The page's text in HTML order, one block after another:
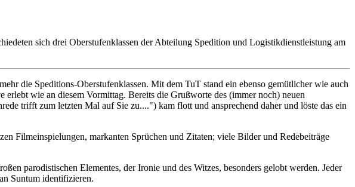
sich drei Oberstufenklassen der Abteilung Spedition und Logistikdienstleistung am
die Speditions-Oberstufenklassen. Mit dem TuT stand ein ebenso gemütlicher wie auch
wie an diesem Vormittag. Bereits die Grußworte des (immer noch) neuen
trifft zum letzten Mal auf Sie zu....") kam flott und ansprechend daher und löste das ein
Filmeinspielungen, markanten Sprüchen und Zitaten; viele Bilder und Redebeiträge
parodistischen Elementes, der Ironie und des Witzes, besonders gelobt werden. Jeder
Suntum identifizieren.